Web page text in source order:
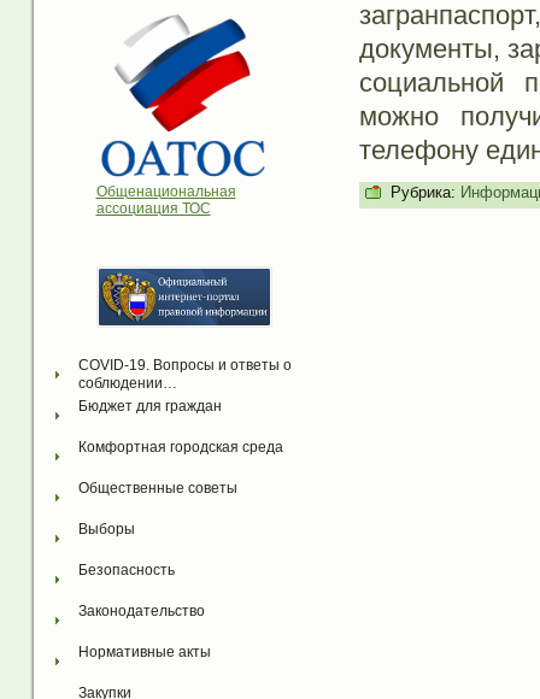
Общенациональная
ассоциация ТОС
COVID-19. Вопросы и ответы о
соблюдении…
Бюджет для граждан
Комфортная городская среда
Общественные советы
Выборы
Безопасность
Законодательство
Нормативные акты
Закупки
документы,
социальной
можно
телефону
Рубрика: